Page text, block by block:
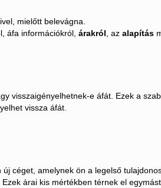
mielőtt belevágna.
áfa információkról,árakról , azalapítás
visszaigényelhetnek-e áfát. Ezek a
vissza áfát.
céget, amelynek ön a legelső
árai kis mértékben térnek el